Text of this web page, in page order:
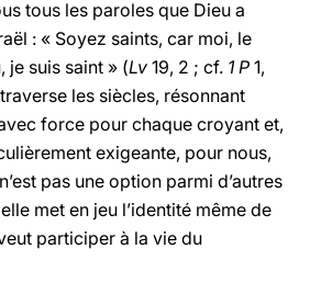
tous les paroles que Dieu a
: « Soyez saints, car moi, le
je suis saint » (Lv 19, 2 ; cf. 1 P 1,
les siècles, résonnant
force pour chaque croyant et,
exigeante, pour nous,
pas une option parmi d’autres
met en jeu l’identité même de
participer à la vie du